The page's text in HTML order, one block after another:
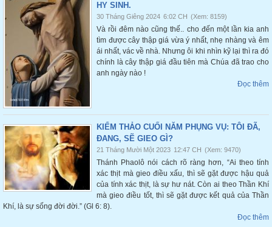
HY SINH.
30 Tháng Giêng 2024 6:02 CH (Xem: 8159)
Và rồi đêm nào cũng thế.. cho đến một lần kia anh
tìm được cây thập giá vừa ý nhất, nhẹ nhàng và êm
ái nhất, vác về nhà. Nhưng ôi khi nhìn kỹ lại thì ra đó
chính là cây thập giá đầu tiên mà Chúa đã trao cho
anh ngày nào !
Đọc thêm
KIỂM THẢO CUỐI NĂM PHỤNG VỤ: TÔI ĐÃ,
ĐANG, SẼ GIEO GÌ?
21 Tháng Mười Một 2023 12:47 CH (Xem: 9470)
Thánh Phaolô nói cách rõ ràng hơn, “Ai theo tính
xác thịt mà gieo điều xấu, thì sẽ gặt được hậu quả
của tính xác thịt, là sự hư nát. Còn ai theo Thần Khí
mà gieo điều tốt, thì sẽ gặt được kết quả của Thần
Khí, là sự sống đời đời.” (Gl 6: 8).
Đọc thêm